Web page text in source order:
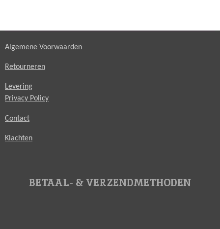
Algemene Voorwaarden
Retourneren
Levering
Privacy Policy
Contact
Klachten
BETAAL- & VERZENDMETHODEN